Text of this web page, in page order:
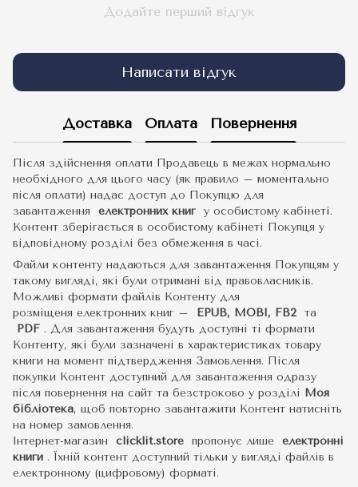
Додайте перший відгук
Написати відгук
Доставка Оплата Повернення
Після здійснення оплати Продавець в межах нормально
необхідного для цього часу (як правило – моментально
після оплати) надає доступ до Покупцю для
завантаження електронних книг у особистому кабінеті.
Контент зберігається в особистому кабінеті Покупця у
відповідному розділі без обмеження в часі.
Файли контенту надаються для завантаження Покупцям у
такому вигляді, які були отримані від правовласників.
Можливі формати файлів Контенту для
розміщеня електронних книг –
EPUB, MOBI, FB2 та
PDF . Для завантаження будуть доступні ті формати
Контенту, які були зазначені в характеристиках товару
книги на момент підтвердження Замовлення. Після
покупки Контент доступний для завантаження одразу
після повернення на сайт та безстроково у розділі Моя
бібліотека, щоб повторно завантажити Контент натисніть
на номер замовлення.
Інтернет-магазин clicklit.store пропонує лише електронні
книги . Їхній контент доступний тільки у вигляді файлів в
електронному (цифровому) форматі.